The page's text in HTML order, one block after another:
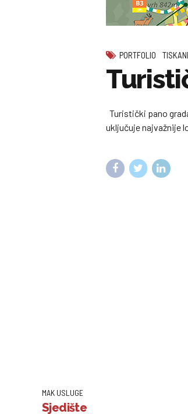
PORTFOLIO
Turistički pano
uključuje najvažnije
MAK USLUGE
Sjedište